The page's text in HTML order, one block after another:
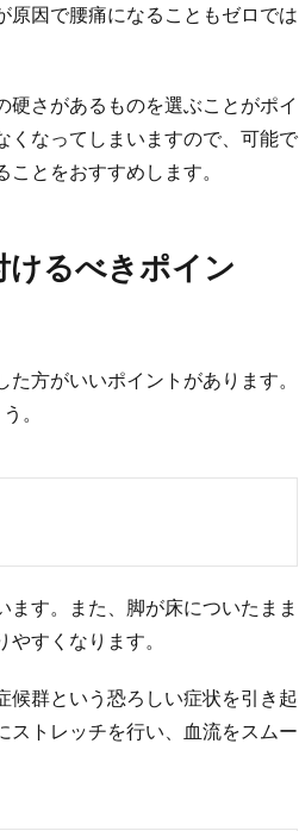
原因で腰痛になることもゼロでは
さがあるものを選ぶことがポイ
くなってしまいますので、可能で
とをおすすめします。
るべきポイン
方がいいポイントがあります。
。
す。また、脚が床についたまま
すくなります。
候群という恐ろしい症状を引き起
ストレッチを行い、血流をスムー